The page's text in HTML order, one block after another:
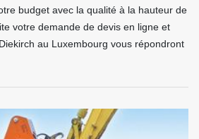
budget avec la qualité à la hauteur de
votre demande de devis en ligne et
au Luxembourg vous répondront